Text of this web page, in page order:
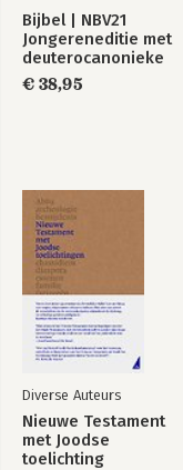
Bijbel | NBV21
Jongereneditie met
deuterocanonieke
boeken
€ 38,95
Diverse Auteurs
Nieuwe Testament
met Joodse
toelichting